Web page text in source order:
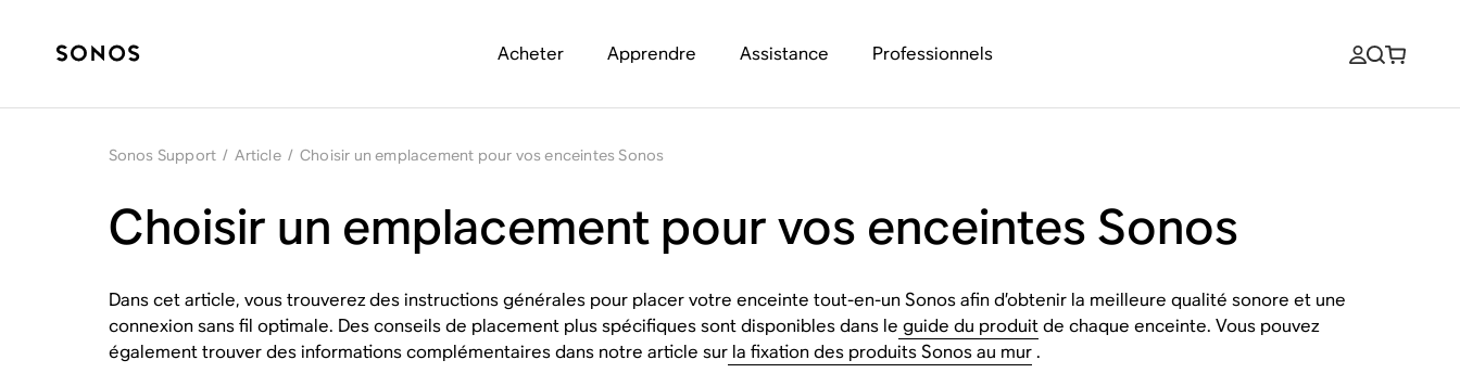
Acheter Apprendre Assistance Professionnels
Sonos Support / Article / Choisir un emplacement pour vos enceintes Sonos
Choisir un emplacement pour vos enceintes Sonos
Dans cet article, vous trouverez des instructions générales pour placer votre enceinte tout-en-un Sonos afin d’obtenir la meilleure qualité sonore et une
connexion sans fil optimale. Des conseils de placement plus spécifiques sont disponibles dans le guide du produitde chaque enceinte. Vous pouvez
également trouver des informations complémentaires dans notre article surla fixation des produits Sonos au mur.